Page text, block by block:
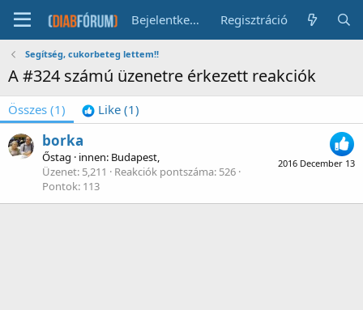
Bejelentkezés Regisztráció
Segítség, cukorbeteg lettem!!
A #324 számú üzenetre érkezett reakciók
Összes (1) Like (1)
2016 December 13
borka
Őstag · innen: Budapest,
Üzenet 5,211 Reakciók pontszáma 526
Pontok 113